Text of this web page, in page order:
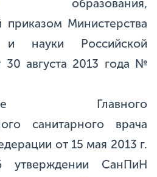
образования,
приказом Министерства
и науки Российской
августа 2013 года №
Главного
санитарного врача
от 15 мая 2013 г.
СанПиН